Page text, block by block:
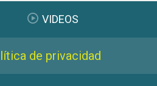
VIDEOS
de privacidad